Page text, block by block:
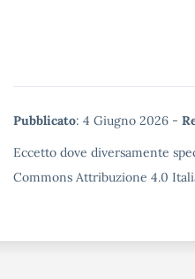
Metadata
Pubblicato: 4 Giugno 2026 -
Eccetto dove diversamente
Commons Attribuzione 4.0